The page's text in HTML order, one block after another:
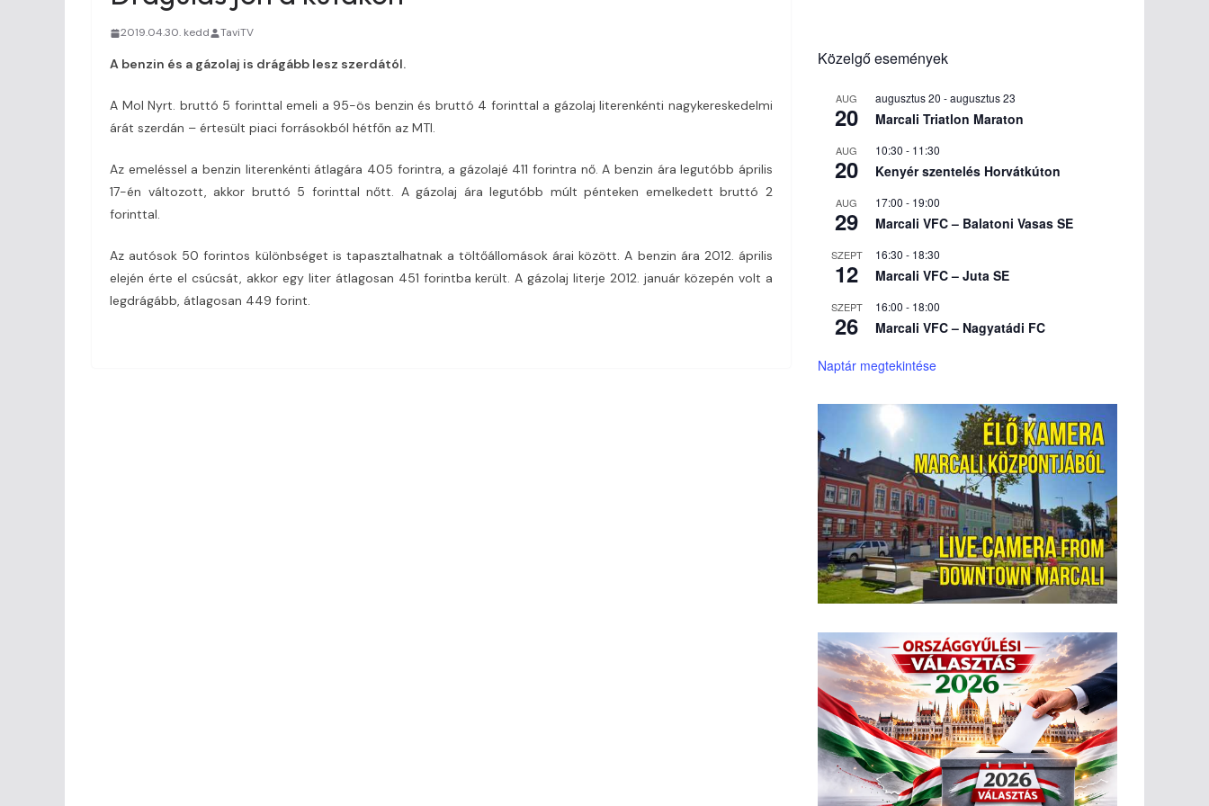
2019.04.30. kedd TaviTV
A benzin és a gázolaj is drágább lesz szerdától.
A Mol Nyrt. bruttó 5 forinttal emeli a 95-ös benzin és bruttó 4 forinttal a gázolaj literenkénti nagykereskedelmi
árát szerdán – értesült piaci forrásokból hétfőn az MTI.
Az emeléssel a benzin literenkénti átlagára 405 forintra, a gázolajé 411 forintra nő. A benzin ára legutóbb április
17-én változott, akkor bruttó 5 forinttal nőtt. A gázolaj ára legutóbb múlt pénteken emelkedett bruttó 2
forinttal.
Az autósok 50 forintos különbséget is tapasztalhatnak a töltőállomások árai között. A benzin ára 2012. április
elején érte el csúcsát, akkor egy liter átlagosan 451 forintba került. A gázolaj literje 2012. január közepén volt a
legdrágább, átlagosan 449 forint.
Közelgő események
AUG
20
augusztus 20 -augusztus 23
Marcali Triatlon Maraton
AUG
20
10:30 - 11:30
Kenyér szentelés Horvátkúton
AUG
29
17:00 - 19:00
Marcali VFC – Balatoni Vasas SE
SZEPT
12
16:30 - 18:30
Marcali VFC – Juta SE
SZEPT
26
16:00 - 18:00
Marcali VFC – Nagyatádi FC
Naptár megtekintése